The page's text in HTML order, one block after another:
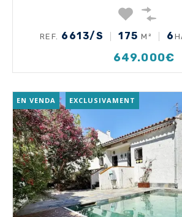
REF. 6613/S 175 M² 6
649.000€
EN VENDA EXCLUSIVAMENT